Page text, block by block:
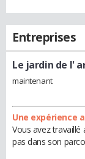
Entreprises
Le jardin de l'
maintenant
Une expérience
Vous avez travaillé
pas dans son